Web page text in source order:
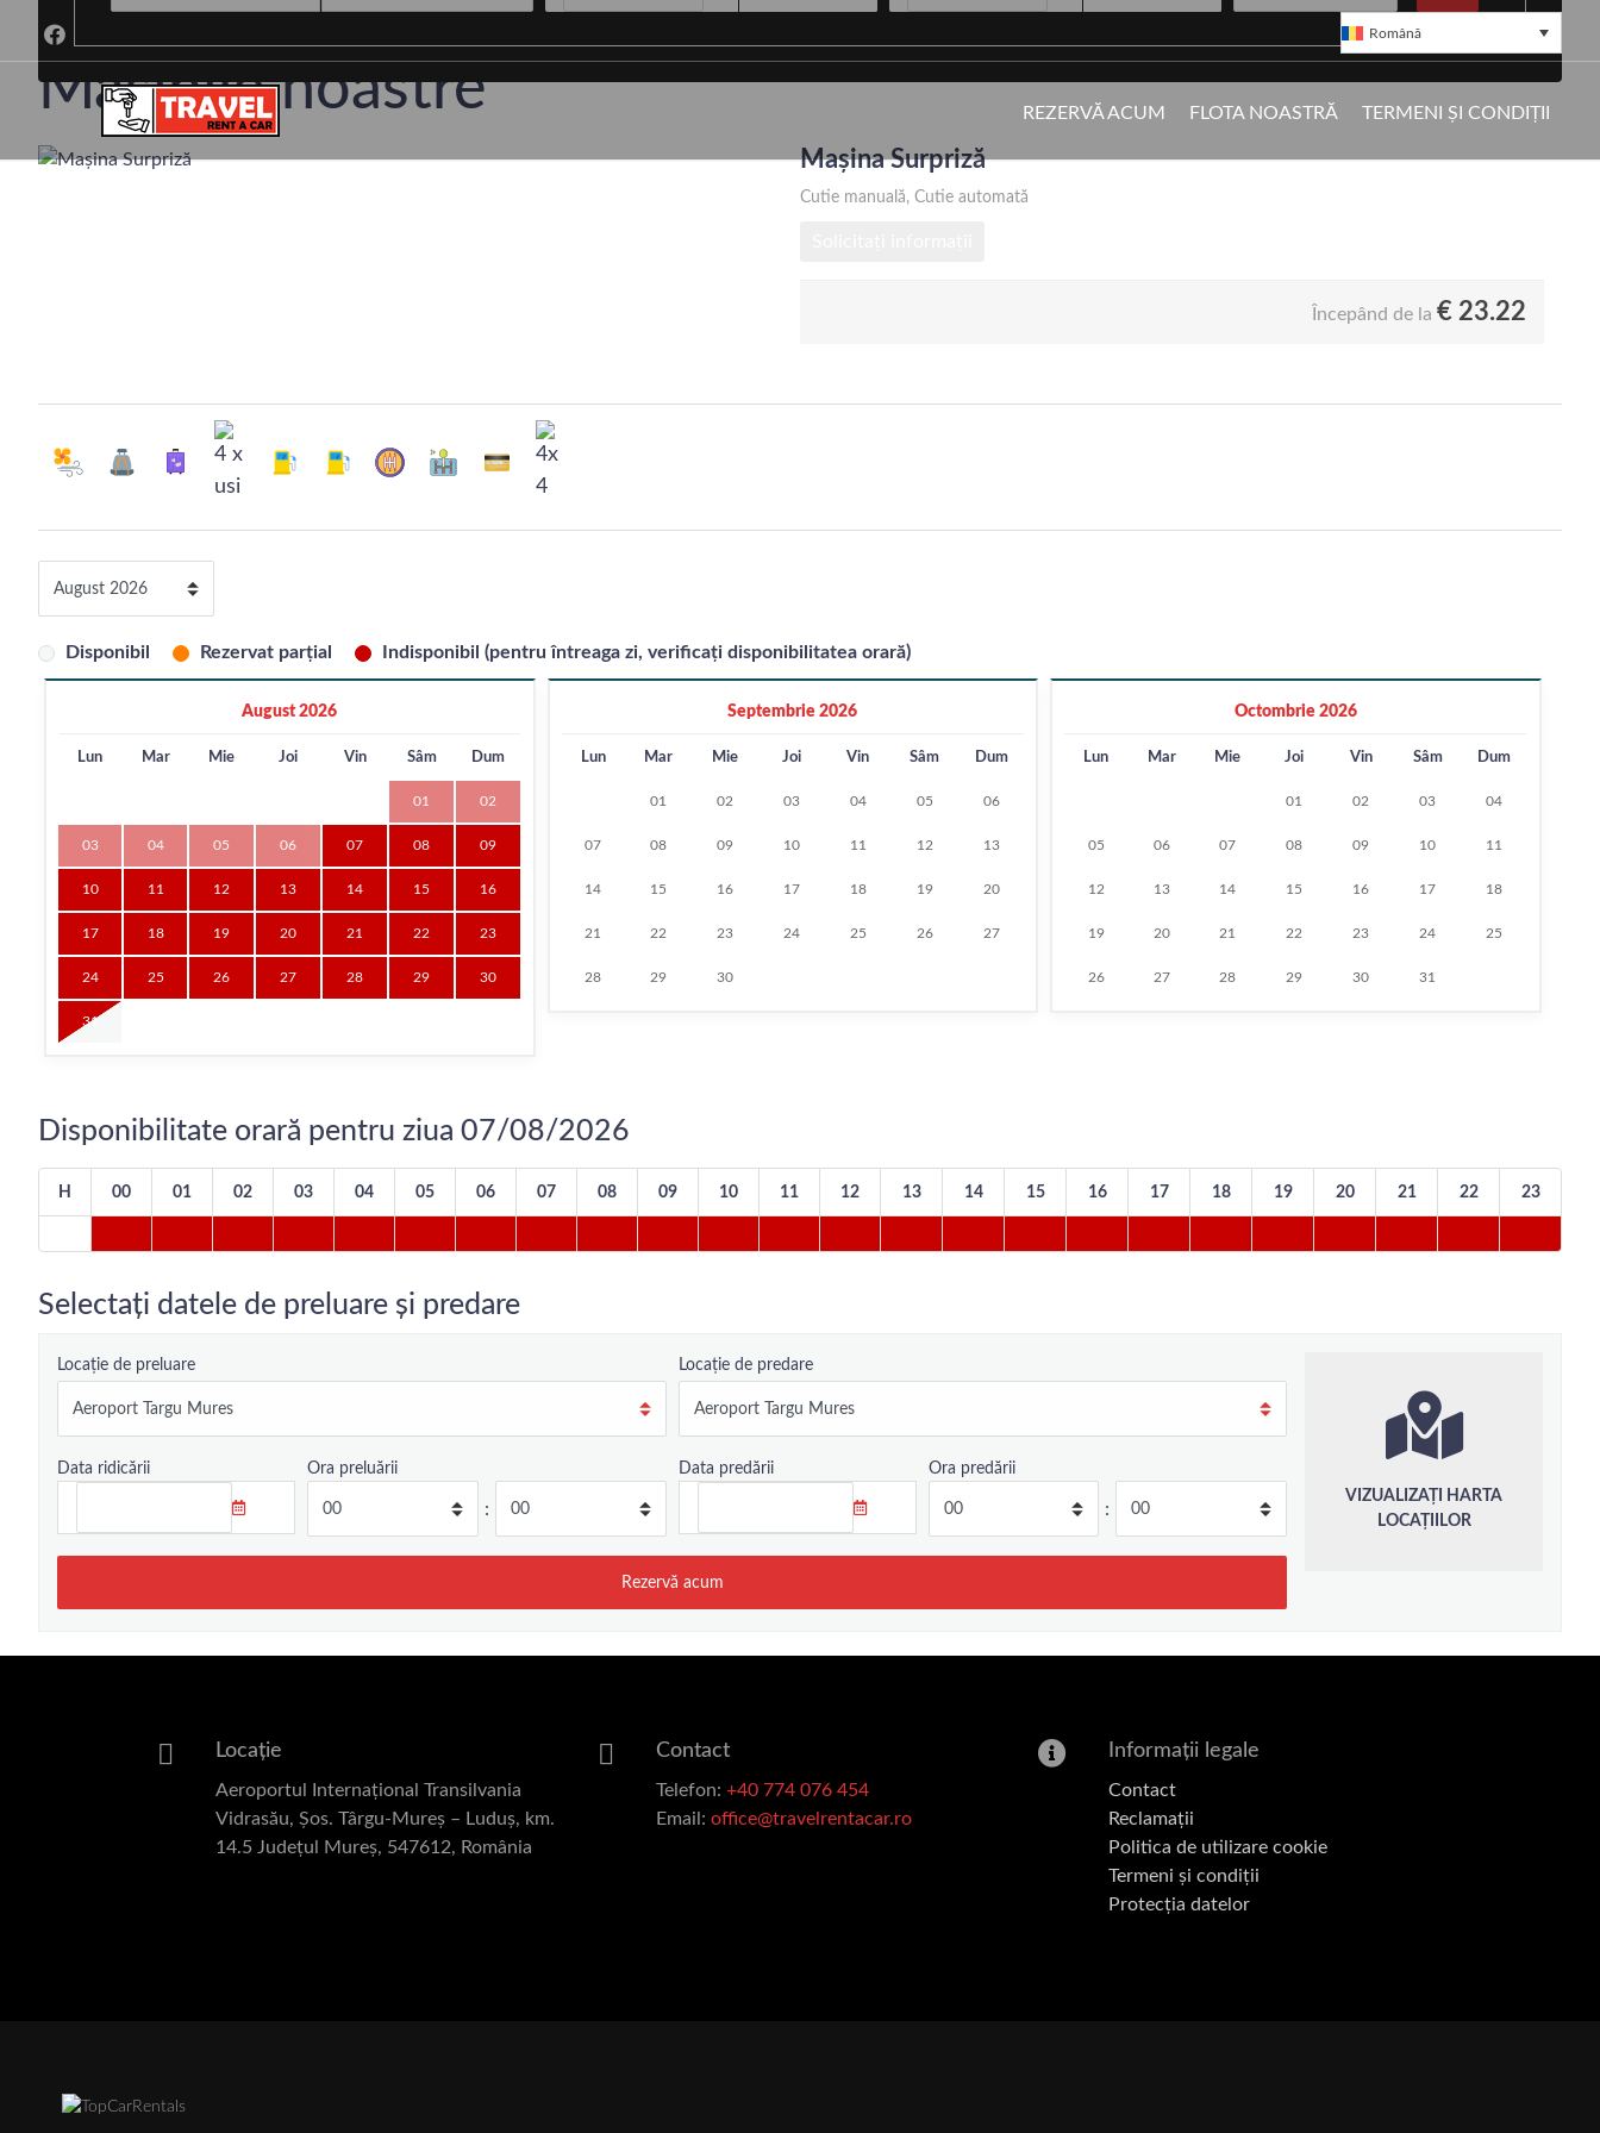
Română
REZERVĂ ACUM FLOTA NOASTRĂ TERMENI ȘI CONDIȚII
Rent a Car Târgu Mureș
Mașinile noastre
Mașina Surpriză
Cutie manuală, Cutie automată
Începând de la € 23.22
Disponibil Rezervat parțial Indisponibil (pentru întreaga zi, verificați disponibilitatea orară)
August 2026
Lun Mar Mie Joi Vin Sâm Dum
01 02
03 04 05 06 07 08 09
10 11 12 13 14 15 16
17 18 19 20 21 22 23
24 25 26 27 28 29 30
31
Septembrie 2026
Lun Mar Mie Joi Vin Sâm Dum
01 02 03 04 05 06
07 08 09 10 11 12 13
14 15 16 17 18 19 20
21 22 23 24 25 26 27
28 29 30
Octombrie 2026
Lun Mar Mie Joi Vin Sâm Dum
01 02 03 04
05 06 07 08 09 10 11
12 13 14 15 16 17 18
19 20 21 22 23 24 25
26 27 28 29 30 31
Disponibilitate orară pentru ziua 07/08/2026
H 00 01 02 03 04 05 06 07 08 09 10 11 12 13 14 15 16 17 18 19 20 21 22 23
Selectați datele de preluare și predare
Locație de preluare Locație de predare
Data ridicării Ora preluării
:
Data predării Ora predării
:
VIZUALIZAȚI HARTA
LOCAȚIILOR
Locație
Aeroportul Internațional Transilvania
Vidrasău, Șos. Târgu-Mureș – Luduș, km.
14.5 Județul Mureș, 547612, România
Contact
Telefon: +40 774 076 454
Email: office@travelrentacar.ro
Informații legale
Contact
Reclamații
Politica de utilizare cookie
Termeni și condiții
Protecția datelor